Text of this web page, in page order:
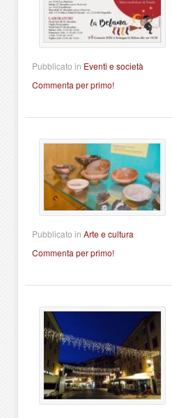
Pubblicato in Eventi e società
Commenta per primo!
Pubblicato in Arte e cultura
Commenta per primo!